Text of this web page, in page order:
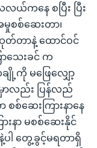
ကနေ စပြီး ပြီး
စ်ဆေးတာ၊
တ်တာနဲ့ ထောင်ဝင်
သေးခင် က
ကို မဖြေလျှော့
ာလည်း ပြန်လည်
ဆေးကြားနာနေ
းနာ မစစ်ဆေးနိုင်
ပါ တွေ့ခွင့်မရတာရှိ